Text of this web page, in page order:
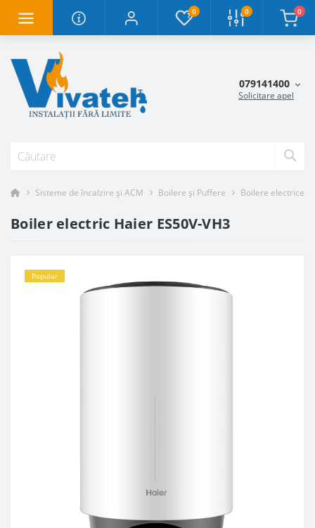
0 0 0
079141400
Solicitare apel
Sisteme de încalzire și ACM Boilere și Puffere Boilere electrice
Boiler electric Haier ES50V-VH3
Popular